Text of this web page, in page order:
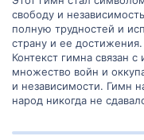
свободу и
полную трудностей и
страну и ее достижения.
Контекст гимна связан
множество войн и
и независимости. Гимн
народ никогда не